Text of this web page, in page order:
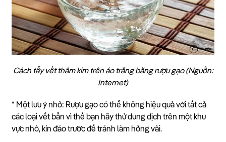
Cách tẩy vết thâm kim trên áo trắng bằng rượu gạo (Nguồn:
Internet)
* Một lưu ý nhỏ: Rượu gạo có thể không hiệu quả với tất cả
các loại vết bẩn vì thế bạn hãy thử dung dịch trên một khu
vực nhỏ, kín đáo trước để tránh làm hỏng vải.